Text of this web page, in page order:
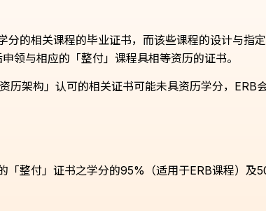
的相关课程的毕业证书，而该些课程的设计与指
领与相应的「整付」课程具相等资历的证书。
架构」认可的相关证书可能未具资历学分，ERB
整付」证书之学分的95%（适用于ERB课程）及